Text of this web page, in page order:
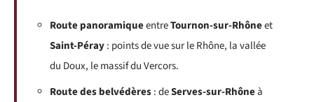
Route panoramiqueentreTournon-sur-Rhôneet
Saint-Péray: points de vue sur le Rhône, la vallée
du Doux, le massif du Vercors.
Route des belvédères: deServes-sur-Rhôneà